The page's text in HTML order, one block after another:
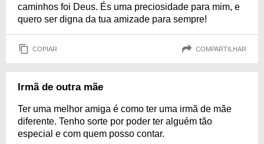
caminhos foi Deus. És uma preciosidade para mim, e
quero ser digna da tua amizade para sempre!
COPIAR COMPARTILHAR
Irmã de outra mãe
Ter uma melhor amiga é como ter uma irmã de mãe
diferente. Tenho sorte por poder ter alguém tão
especial e com quem posso contar.